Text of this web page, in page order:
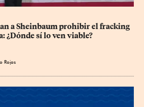
a Sheinbaum prohibir el fracking
¿Dónde sí lo ven viable?
Rojas